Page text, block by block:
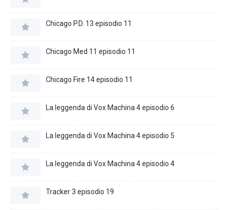
Chicago P.D. 13 episodio 11
Chicago Med 11 episodio 11
Chicago Fire 14 episodio 11
La leggenda di Vox Machina 4 episodio 6
La leggenda di Vox Machina 4 episodio 5
La leggenda di Vox Machina 4 episodio 4
Tracker 3 episodio 19